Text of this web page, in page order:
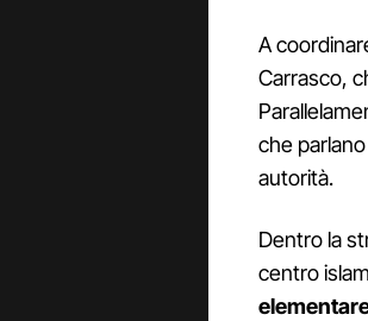
A
Carrasco,
che parlano
autorità.
Dentro la
centro